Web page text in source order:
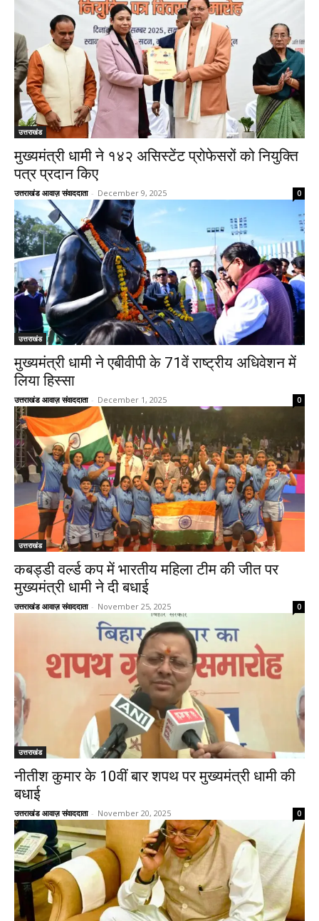
उत्तराखंड
मुख्यमंत्री धामी ने १४२ असिस्टेंट प्रोफेसरों को नियुक्ति
पत्र प्रदान किए
उत्तराखंड आवाज़ संवाददाता - December 9, 2025 0
उत्तराखंड
मुख्यमंत्री धामी ने एबीवीपी के 71वें राष्ट्रीय अधिवेशन में
लिया हिस्सा
उत्तराखंड आवाज़ संवाददाता - December 1, 2025 0
उत्तराखंड
कबड्डी वर्ल्ड कप में भारतीय महिला टीम की जीत पर
मुख्यमंत्री धामी ने दी बधाई
उत्तराखंड आवाज़ संवाददाता - November 25, 2025 0
उत्तराखंड
नीतीश कुमार के 10वीं बार शपथ पर मुख्यमंत्री धामी की
बधाई
उत्तराखंड आवाज़ संवाददाता - November 20, 2025 0